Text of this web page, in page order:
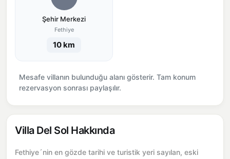
Şehir Merkezi
Fethiye
10 km
Mesafe villanın bulunduğu alanı gösterir. Tam konum
rezervasyon sonrası paylaşılır.
Villa Del Sol Hakkında
Fethiye´nin en gözde tarihi ve turistik yeri sayılan, eski